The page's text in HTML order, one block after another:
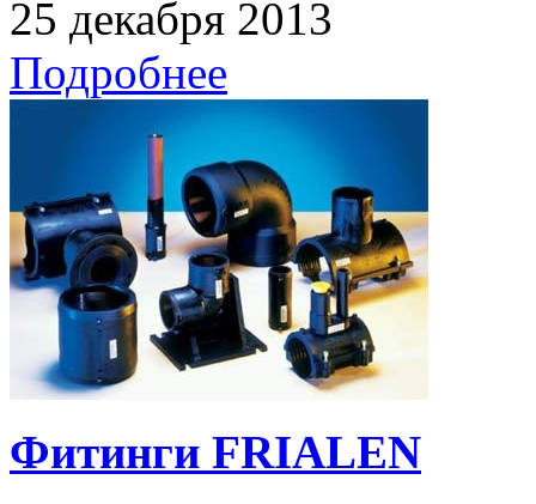
25 декабря 2013
Подробнее
Фитинги FRIALEN